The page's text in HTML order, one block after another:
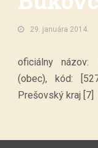
29. januára 2014.
oficiálny názov:
(obec), kód:
Prešovský kraj [7]